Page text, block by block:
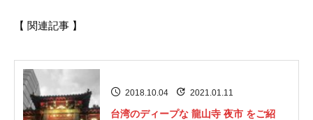
【 関連記事 】
2018.10.04 2021.01.11
台湾のディープな 龍山寺 夜市 をご紹